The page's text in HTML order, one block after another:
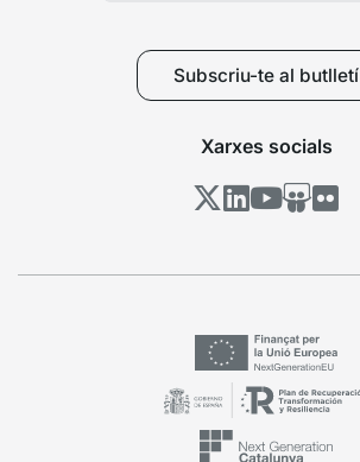
Subscriu-te al butlletí
Xarxes socials